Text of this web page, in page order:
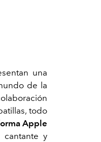
una
de la
todo
Apple
y